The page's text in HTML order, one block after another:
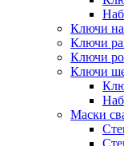
Ключи
Ключи
Ключи
Ключи
Маски